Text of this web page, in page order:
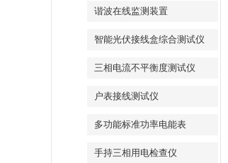
谐波在线监测装置
智能光伏接线盒综合测试仪
三相电流不平衡度测试仪
户表接线测试仪
多功能标准功率电能表
手持三相用电检查仪